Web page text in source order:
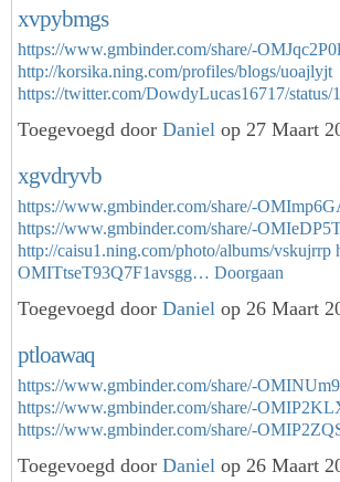
xvpybmgs
https://www.gmbinder.com/share/-
http://korsika.ning.com/profiles/blogs/uoajlyjt
https://twitter.com/DowdyLucas16717/
Toegevoegd door Daniel op 27 Maart
xgvdryvb
https://www.gmbinder.com/share/-
https://www.gmbinder.com/share/-
http://caisu1.ning.com/photo/albums/vskujrrp
OMITtseT93Q7F1avsgg… Doorgaan
Toegevoegd door Daniel op 26 Maart
ptloawaq
https://www.gmbinder.com/share/-
https://www.gmbinder.com/share/-
https://www.gmbinder.com/share/-
Toegevoegd door Daniel op 26 Maart